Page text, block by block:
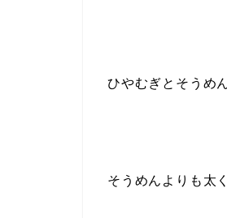
ひやむぎとそうめ
そうめんよりも太